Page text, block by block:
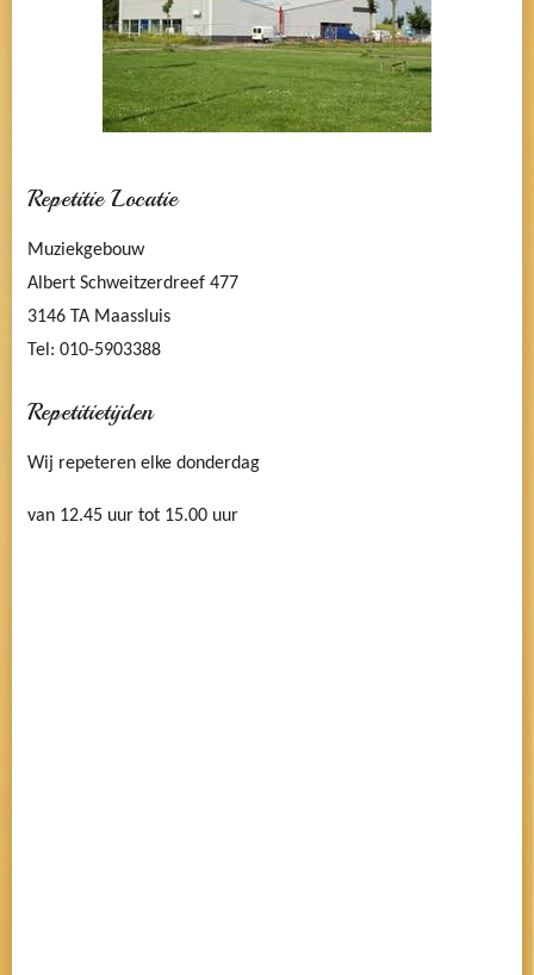
Repetitie Locatie
Muziekgebouw
Albert Schweitzerdreef 477
3146 TA Maassluis
Tel: 010-5903388
Repetitietijden
Wij repeteren elke donderdag
van 12.45 uur tot 15.00 uur